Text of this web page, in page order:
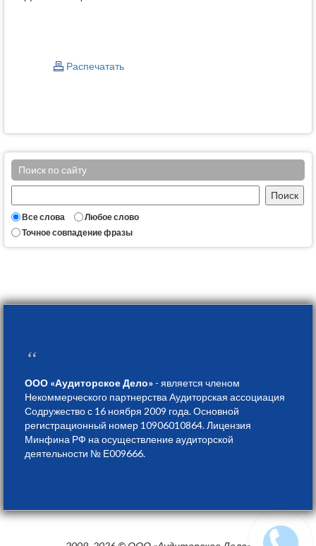
Распечатать
Поиск по сайту
Все слова
Любое слово
Точное совпадение фразы
“
ООО «Аудиторское Дело» - является членом
Некоммерческого партнерства Аудиторская ассоциация
Содружество с 16 ноября 2009 года. Основной
регистрационный номер 10906010864. Лицензия
Минфина РФ на осуществление аудиторской
деятельности № Е009666.